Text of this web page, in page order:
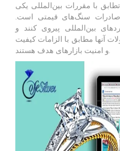
با مقررات بین‌المللی یکی
سنگ‌های قیمتی است.
بین‌المللی پیروی کنند و
آنها مطابق با الزامات کیفیت